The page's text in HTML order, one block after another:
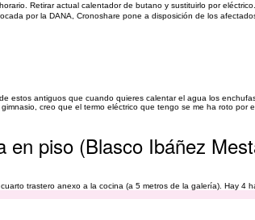
Retirar actual calentador de butano y sustituirlo por
por la DANA, Cronoshare pone a disposición de los
estos antiguos que cuando quieres calentar el agua los
creo que el termo eléctrico que tengo se me ha roto por
en piso (Blasco Ibáñez
trastero anexo a la cocina (a 5 metros de la galería). Hay 4